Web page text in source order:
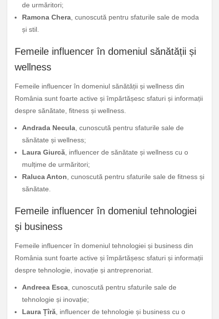
de urmăritori;
Ramona Chera , cunoscută pentru sfaturile sale de moda
și stil.
Femeile influencer în domeniul sănătății și
wellness
Femeile influencer în domeniul sănătății și wellness din
România sunt foarte active și împărtășesc sfaturi și informații
despre sănătate, fitness și wellness.
Andrada Necula , cunoscută pentru sfaturile sale de
sănătate și wellness;
Laura Giurcă , influencer de sănătate și wellness cu o
mulțime de urmăritori;
Raluca Anton , cunoscută pentru sfaturile sale de fitness și
sănătate.
Femeile influencer în domeniul tehnologiei
și business
Femeile influencer în domeniul tehnologiei și business din
România sunt foarte active și împărtășesc sfaturi și informații
despre tehnologie, inovație și antreprenoriat.
Andreea Esca , cunoscută pentru sfaturile sale de
tehnologie și inovație;
Laura Țîră , influencer de tehnologie și business cu o